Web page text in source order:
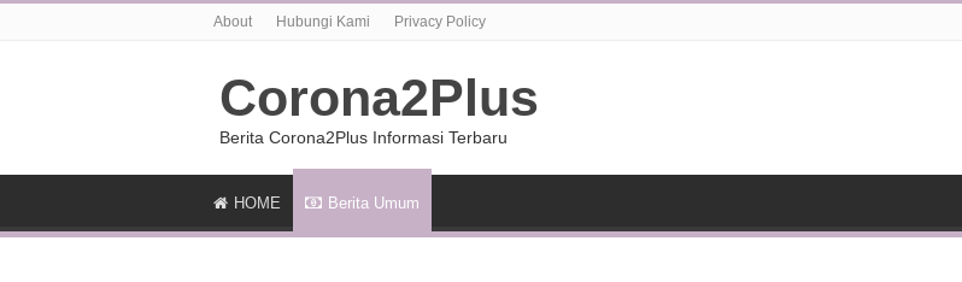
About Hubungi Kami Privacy Policy
Corona2Plus
Berita Corona2Plus Informasi Terbaru
HOME Berita Umum